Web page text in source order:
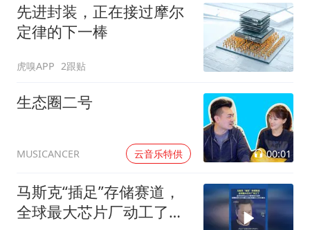
先进封装，正在接过摩尔
定律的下一棒
虎嗅APP 2跟贴
生态圈二号
MUSICANCER 云音乐特供 00:01
马斯克“插足”存储赛道，
全球最大芯片厂动工了，